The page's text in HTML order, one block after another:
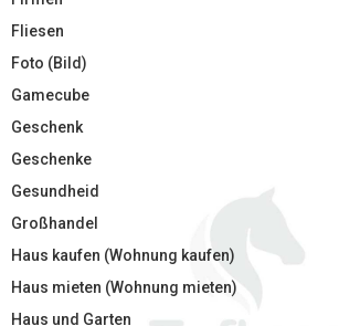
Fliesen
Foto (Bild)
Gamecube
Geschenk
Geschenke
Gesundheid
Großhandel
Haus kaufen (Wohnung kaufen)
Haus mieten (Wohnung mieten)
Haus und Garten